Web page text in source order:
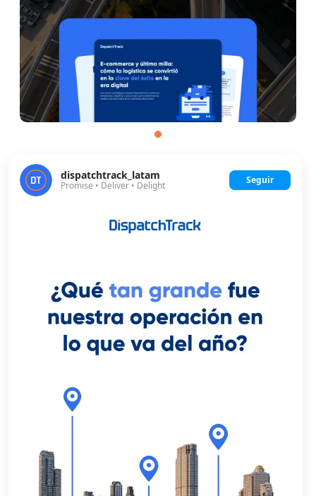
dispatchtrack_latam
Promise • Deliver • Delight Seguir